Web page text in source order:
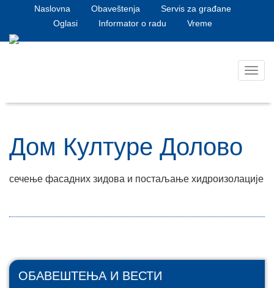
Naslovna Obaveštenja
Servis za građane
Oglasi
Informator o radu Vreme
Дом Културе Долово
сечење фасадних зидова и постаљање хидроизолације
ОБАВЕШТЕЊА И ВЕСТИ